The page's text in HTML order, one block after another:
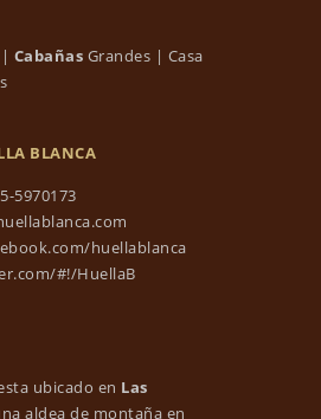
| Cabañas Grandes | Casa
BLANCA
5970173
huellablanca
#!/HuellaB
ubicado en Las
aldea de montaña en